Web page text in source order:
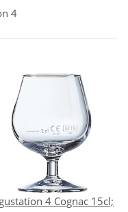
4
4 Cognac 15cl;